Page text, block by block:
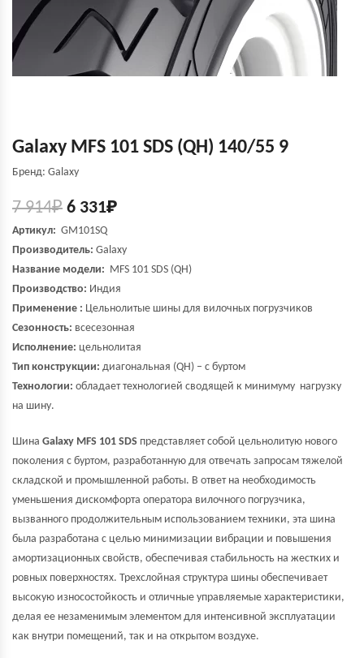
Galaxy MFS 101 SDS (QH) 140/55 9
Бренд: Galaxy
7 914₽ 6 331₽
Артикул: GM101SQ
Производитель: Galaxy
Название модели: MFS 101 SDS (QH)
Производство: Индия
Применение : Цельнолитые шины для вилочных погрузчиков
Сезонность: всесезонная
Исполнение: цельнолитая
Тип конструкции: диагональная (QH) – с буртом
Технологии: обладает технологией сводящей к минимуму нагрузку
на шину.
Шина Galaxy MFS 101 SDS представляет собой цельнолитую нового
поколения с буртом, разработанную для отвечать запросам тяжелой
складской и промышленной работы. В ответ на необходимость
уменьшения дискомфорта оператора вилочного погрузчика,
вызванного продолжительным использованием техники, эта шина
была разработана с целью минимизации вибрации и повышения
амортизационных свойств, обеспечивая стабильность на жестких и
ровных поверхностях. Трехслойная структура шины обеспечивает
высокую износостойкость и отличные управляемые характеристики,
делая ее незаменимым элементом для интенсивной эксплуатации
как внутри помещений, так и на открытом воздухе.